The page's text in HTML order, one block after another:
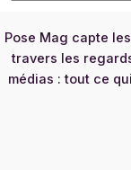
Pose Mag capte
travers les
médias : tout ce